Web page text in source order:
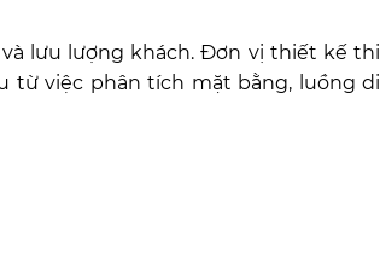
lưu lượng khách. Đơn vị thiết kế thi
từ việc phân tích mặt bằng, luồng di